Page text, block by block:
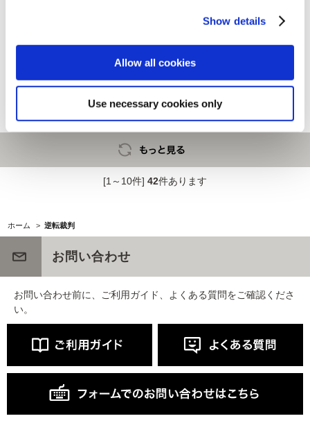
Show details
Allow all cookies
Use necessary cookies only
メイトセット
5,500円(税込)
CAPCOM×B-SIDEステッカー 逆
[1～10件] 42件あります
ホーム > 逆転裁判
お問い合わせ
お問い合わせ前に、ご利用ガイド、よくある質問をご確認くださ
い。